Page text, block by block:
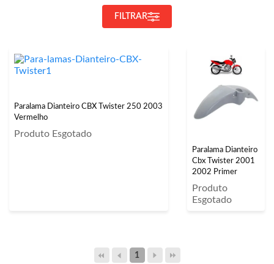
FILTRAR
Paralama Dianteiro CBX Twister 250 2003
Vermelho
Produto Esgotado
Paralama Dianteiro
Cbx Twister 2001
2002 Primer
Produto
Esgotado
1